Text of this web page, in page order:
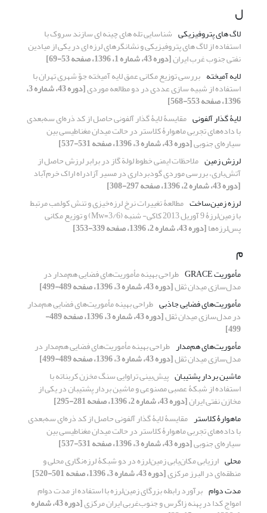
ل
لاگ های پتروفیزیکی شناسایی تله های چینه ای سازند سروک با
استفاده از لاگ های پتروفیزیکی و نشانگرهای لرزه ای در یکی از میادین
نفتی جنوب غرب ایران[دوره 43، شماره 1، 1396، صفحه 53-69]
لایه آمیخته بررسی توزیع مکانی عمق لایه آمیخته جوّ شهری تهران با
استفاده از شبیه سازی عددی در دو مطالعه موردی [دوره 43، شماره 3،
1396، صفحه 553-568]
لایۀ گذار آلفونی مقایسۀ لایۀ گذار آلفونی حاصل از کد ذره‌ای سه‌بعدی
با داده‌های تجربی ماهوارۀ کلاستر در حالت میدان مغناطیسی بین
سیاره‌ای جنوبی[دوره 43، شماره 3، 1396، صفحه 531-537]
لرزش زمین ملاحظات ایمنی خطوط لولة گاز در برابر لرزش حاصل از
آتش‌باری، بررسی موردی گودبرداری در مسیر آزاد‌راه اراک خرم‌آباد
[دوره 43، شماره 2، 1396، صفحه 297-308]
لرزه زمین‌ساخت مطالعۀ تغییرات نرخ لرزه‌خیزی و تنش کولمب مرتبط
با زمین‌لرزۀ 9 آوریل 2013 کاکی- شنبه (3/6=Mw) و توزیع مکانی
پس‌لرزه‌ها[دوره 43، شماره 2، 1396، صفحه 339-353]
م
مأموریت GRACE طراحی بهینه مأموریت‌های فضایی هم‌مدار در
مدل‌سازی میدان ثقل[دوره 43، شماره 3، 1396، صفحه 489-499]
مأموریت‌های فضایی جاذبی طراحی بهینه مأموریت‌های فضایی هم‌مدار
در مدل‌سازی میدان ثقل [دوره 43، شماره 3، 1396، صفحه 489-
499]
مأموریت‌های هم‌مدار طراحی بهینه مأموریت‌های فضایی هم‌مدار در
مدل‌سازی میدان ثقل[دوره 43، شماره 3، 1396، صفحه 489-499]
ماشین بردار پشتیبان پیش‌بینی تراوایی سنگ مخزن کربناته با
استفاده از شبکۀ عصبی مصنوعی و ماشین بردار پشتیبان در یکی از
مخازن نفتی ایران[دوره 43، شماره 2، 1396، صفحه 281-295]
ماهوارۀ کلاستر مقایسۀ لایۀ گذار آلفونی حاصل از کد ذره‌ای سه‌بعدی
با داده‌های تجربی ماهوارۀ کلاستر در حالت میدان مغناطیسی بین
سیاره‌ای جنوبی[دوره 43، شماره 3، 1396، صفحه 531-537]
محلی ارزیابی مکان‌یابی زمین‌لرزه در دو شبکۀ لرزه‌نگاری محلی و
منطقه‌ای در البرز مرکزی[دوره 43، شماره 3، 1396، صفحه 501-520]
مدت دوام برآورد رابطه بزرگای زمین‌لرزه با استفاده از مدت دوام
امواج کدا در پهنه زاگرس و جنوب‌غربی ایران مرکزی [دوره 43، شماره